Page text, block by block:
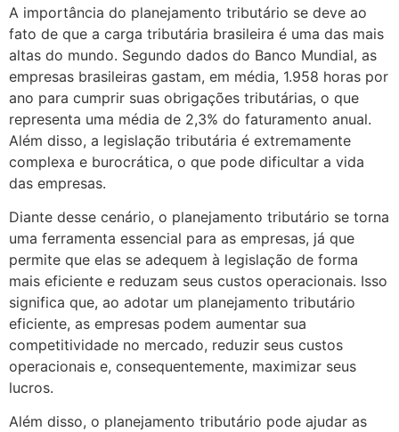
A importância do planejamento tributário se deve ao
fato de que a carga tributária brasileira é uma das mais
altas do mundo. Segundo dados do Banco Mundial, as
empresas brasileiras gastam, em média, 1.958 horas por
ano para cumprir suas obrigações tributárias, o que
representa uma média de 2,3% do faturamento anual.
Além disso, a legislação tributária é extremamente
complexa e burocrática, o que pode dificultar a vida
das empresas.
Diante desse cenário, o planejamento tributário se torna
uma ferramenta essencial para as empresas, já que
permite que elas se adequem à legislação de forma
mais eficiente e reduzam seus custos operacionais. Isso
significa que, ao adotar um planejamento tributário
eficiente, as empresas podem aumentar sua
competitividade no mercado, reduzir seus custos
operacionais e, consequentemente, maximizar seus
lucros.
Além disso, o planejamento tributário pode ajudar as